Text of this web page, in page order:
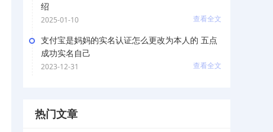
绍
2025-01-10 查看全文
支付宝是妈妈的实名认证怎么更改为本人的 五点
成功实名自己
2023-12-31 查看全文
热门文章